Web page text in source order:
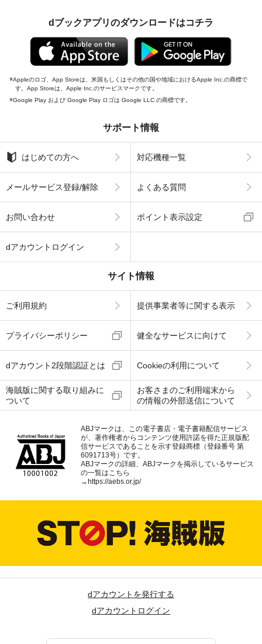
dブックアプリのダウンロードはコチラ
Appleのロゴ、App Storeは、米国もしくはその他の国や地域におけるApple Inc.の商標で
す。App Storeは、Apple Inc.のサービスマークです。
Google Play および Google Play ロゴは Google LLC の商標です。
サポート情報
はじめての方へ 対応機種一覧
メールサービス登録/解除 よくある質問
お問い合わせ ポイント表示設定
dアカウントログイン
サイト情報
ご利用規約 提供事業者等に関する表示
プライバシーポリシー 健全なサービスに向けて
dアカウント2段階認証とは Cookieの利用について
海賊版に関する取り組みに
ついて
お客さまのご利用端末から
の情報の外部送信について
ABJマークは、この電子書店・電子書籍配信サービス
が、著作権者からコンテンツ使用許諾を得た正規版配
信サービスであることを示す登録商標（登録番号 第
6091713号）です。
ABJマークの詳細、ABJマークを掲示しているサービス
の一覧はこちら
→ https://aebs.or.jp/
dアカウントを発行する
dアカウントログイン